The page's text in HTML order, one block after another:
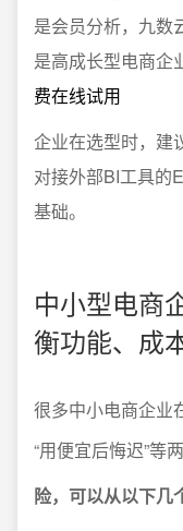
是会员分析，九数
是高成长型电商企
费在线试用
企业在选型时，建
对接外部BI工具的
基础。
中小型电商
衡功能、成
很多中小电商企业
“用便宜后悔迟”等两
险，可以从以下几